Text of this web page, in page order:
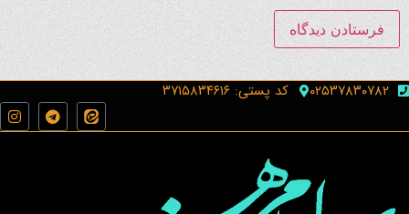
۰۲۵۳۷۸۳۰۷۸۲ کد پستی: ۳۷۱۵۸۳۴۶۱۶